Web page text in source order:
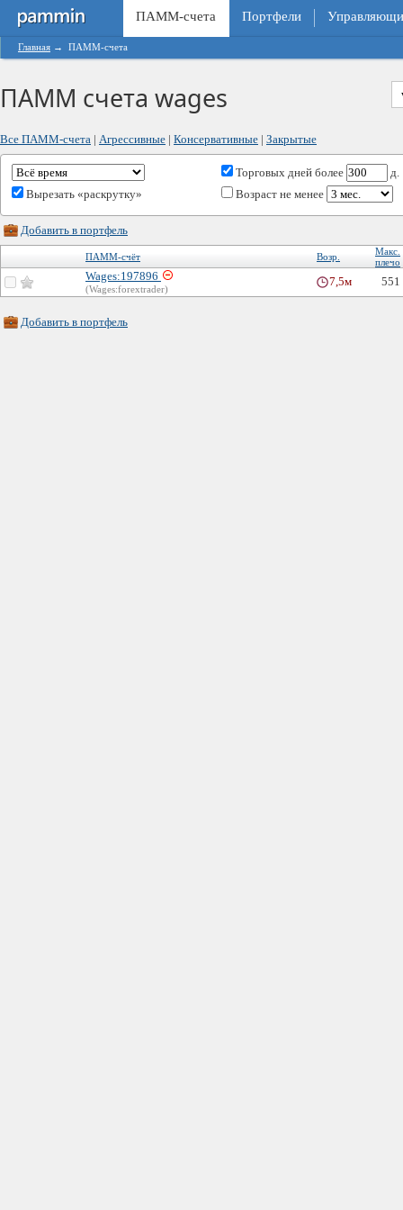
ПАММ-счета Портфели
Главная → ПАММ-счета
ПАММ счета wages
Все ПАММ-счета | Агрессивные | Консервативные | Закрытые
Торговых дней более
д.
Вырезать «раскрутку»
Возраст не менее
Добавить в портфель
ПАММ-счёт Возр.
Макс.
плечо
Wages:197896
(Wages:forextrader)
7,5м 551
Добавить в портфель